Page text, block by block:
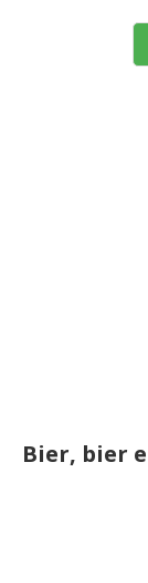
Bier, bier